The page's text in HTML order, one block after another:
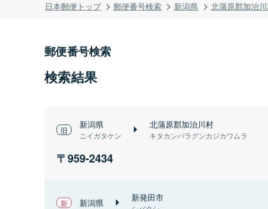
日本郵便トップ 郵便番号検索 新潟県 北蒲原郡加治
郵便番号検索
検索結果
新潟県
ニイガタケン
北蒲原郡加治川村
キタカンバラグンカジカワムラ
959-2434
新潟県 新発田市